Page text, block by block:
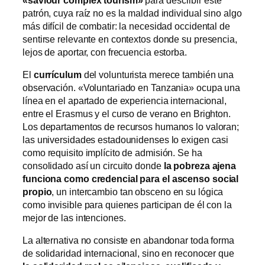
patrón, cuya raíz no es la maldad individual sino algo
más difícil de combatir: la necesidad occidental de
sentirse relevante en contextos donde su presencia,
lejos de aportar, con frecuencia estorba.
El currículumdel volunturista merece también una
observación. «Voluntariado en Tanzania» ocupa una
línea en el apartado de experiencia internacional,
entre el Erasmus y el curso de verano en Brighton.
Los departamentos de recursos humanos lo valoran;
las universidades estadounidenses lo exigen casi
como requisito implícito de admisión. Se ha
consolidado así un circuito donde la pobreza ajena
funciona como credencial para el ascenso social
propio, un intercambio tan obsceno en su lógica
como invisible para quienes participan de él con la
mejor de las intenciones.
La alternativa no consiste en abandonar toda forma
de solidaridad internacional, sino en reconocer que